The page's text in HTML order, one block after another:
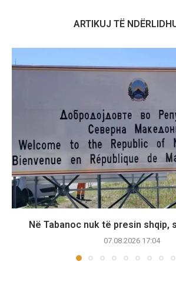
ARTIKUJ TË
Në Tabanoc nuk të presin shqip,
07.08.2026 17:04